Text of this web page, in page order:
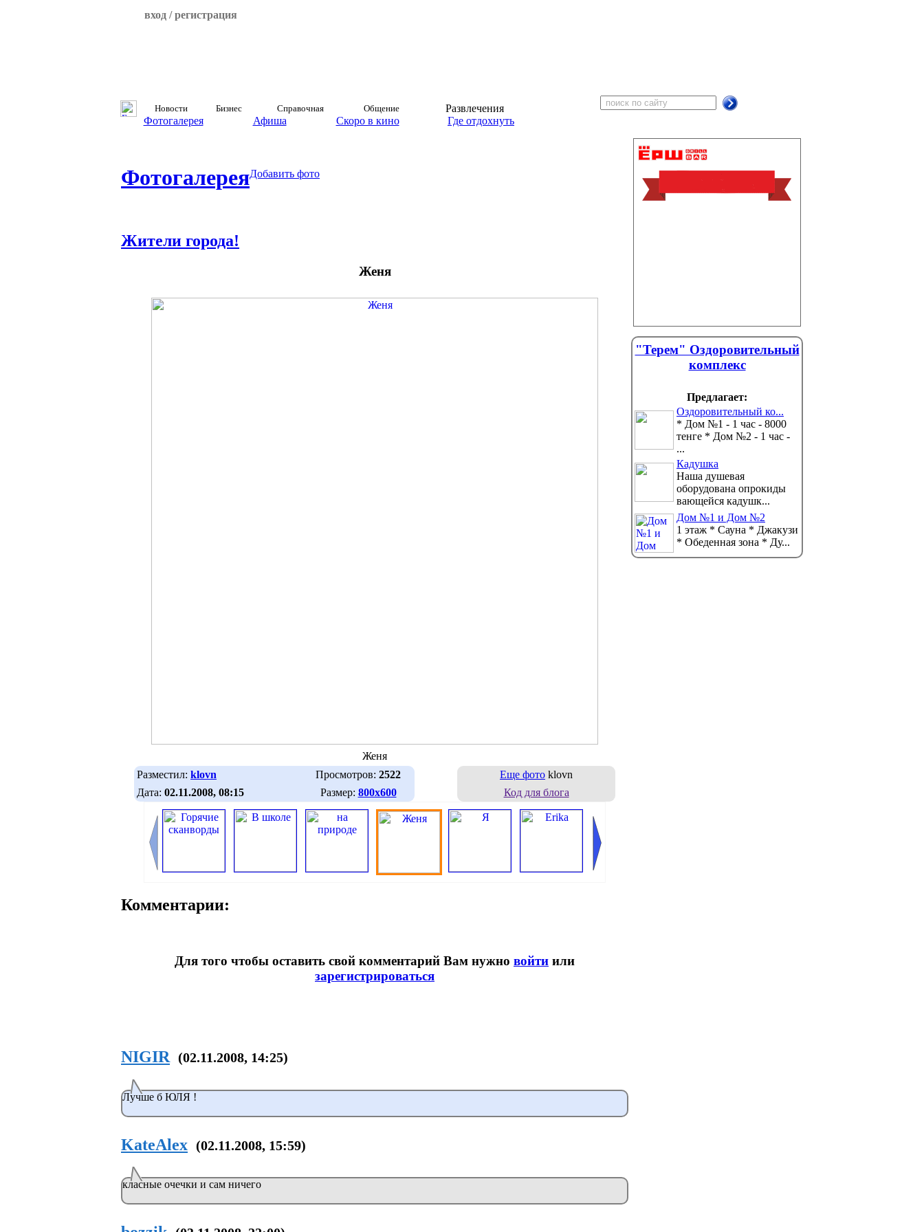
вход / регистрация
Новости Бизнес Справочная Общение
Развлечения
Фотогалерея
Афиша Скоро в кино Где отдохнуть
ФотогалереяДобавить фото
Жители города!
Женя
Женя
Разместил: klovn Просмотров: 2522
Дата: 02.11.2008, 08:15 Размер: 800х600
Еще фото klovn
Код для блога
Комментарии:
Для того чтобы оставить свой комментарий Вам нужно войти или
зарегистрироваться
NIGIR (02.11.2008, 14:25)
Лучше б ЮЛЯ !
KateAlex (02.11.2008, 15:59)
класные очечки и сам ничего
"Терем" Оздоровительный
комплекс
Предлагает:
Оздоровительный ко...
* Дом №1 - 1 час - 8000
тенге * Дом №2 - 1 час -
...
Кадушка
Наша душевая
оборудована опрокиды
вающейся кадушк...
Дом №1 и Дом №2
1 этаж * Сауна * Джакузи
* Обеденная зона * Ду...